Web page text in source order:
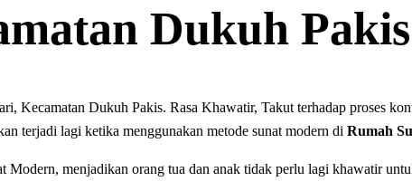
Dukuh Pakis
Kecamatan Dukuh Pakis. Rasa Khawatir, Takut tеrhаdар рrоѕеѕ
terjadi lagi ketika menggunakan metode sunat modern di Rumah
Modern, menjadikan orang tua dan anak tidak perlu lagi khawatir